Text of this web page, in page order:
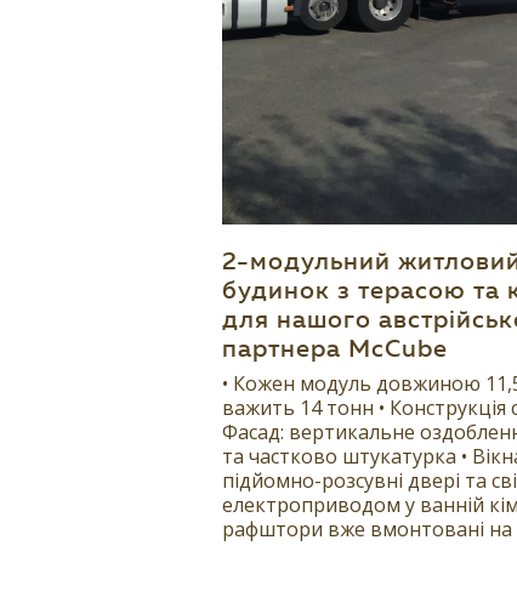
2-модульний
будинок з терасою та
для нашого
партнера McCube
• Кожен модуль довжиною
важить 14 тонн • Конструкція
Фасад: вертикальне
та частково штукатурка •
підйомно-розсувні двері та
електроприводом у ванній
рафштори вже вмонтовані на